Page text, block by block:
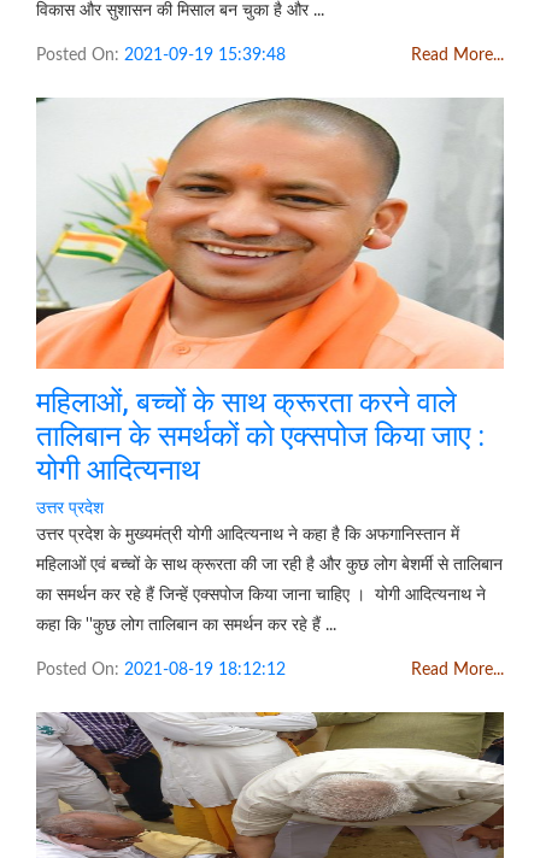
विकास और सुशासन की मिसाल बन चुका है और ...
Posted On: 2021-09-19 15:39:48 Read More...
महिलाओं, बच्चों के साथ क्रूरता करने वाले
तालिबान के समर्थकों को एक्सपोज किया जाए :
योगी आदित्यनाथ
उत्तर प्रदेश
उत्तर प्रदेश के मुख्यमंत्री योगी आदित्यनाथ ने कहा है कि अफगानिस्तान में
महिलाओं एवं बच्चों के साथ क्रूरता की जा रही है और कुछ लोग बेशर्मी से तालिबान
का समर्थन कर रहे हैं जिन्हें एक्सपोज किया जाना चाहिए । योगी आदित्यनाथ ने
कहा कि ''कुछ लोग तालिबान का समर्थन कर रहे हैं ...
Posted On: 2021-08-19 18:12:12 Read More...